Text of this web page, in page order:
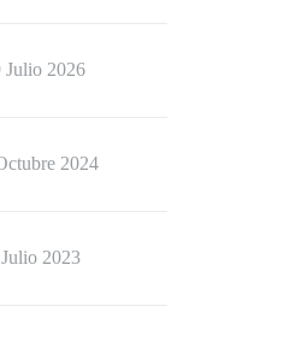
Julio 2026
2024
2023